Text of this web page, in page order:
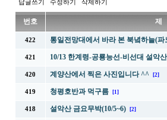
답글쓰기 수정하기 삭제하기
번호
422 통일전망대에서 바라 본 북녘하늘(파
421 10/13 한계령-공룡능선-비선대 설악
420 계양산에서 찍은 사진입니다 ^^ [2]
419 청평호반과 먹구름 [1]
418 설악산 금요무박(10/5~6) [2]